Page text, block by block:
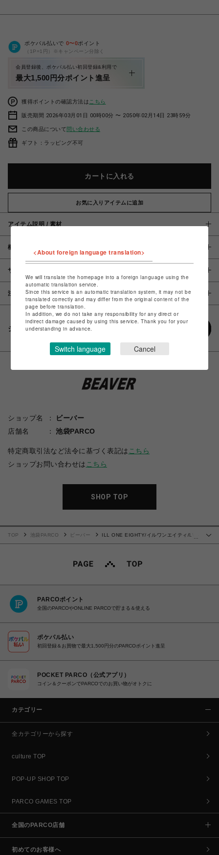
ポケパル払いで 0〜0ポイント
（1P=1円）※キャンペーン分除く
会員登録後、ポケパル払い初回登録&利用で
最大1,500円分ポイント進呈
獲得ポイントの確認方法は こちら
販売期間 2026年03月01日 00時00分 〜 2050年02月14日 23時59分
この商品について問い合わせる
ギフト：ラッピング不可
カートに入れる
お気に入りアイテムに追加
アイテム説明 / 素材
概要
サイズ
注意事項
シェアする
ショップ名
ビーバー
店舗名
池袋PARCO
特定商取引法など法令に基づく表記は こちら
ショップお問い合わせは こちら
SHOP TOP
TOP 池袋PARCO ビーバー
ILL ONE EIGHTY/イルワンエイティ/LVB
PARCOポイント
全国のPARCOやONLINE PARCOで貯まる＆使える
ポケパル払い
初回登録＆お買物で最大1,500円分のPARCOポイント進呈
POCKET PARCO（公式アプリ）
コイン＆クーポンでPARCOでのお買い物がオトクに
カテゴリー
全カテゴリーから探す
culture TOP
POP-UP SHOP TOP
PARCO GAMES TOP
全国のPARCO店舗
初めてのお客様へ
<About foreign language translation>
We will translate the homepage into a foreign language using the
automatic translation service.
Since this service is an automatic translation system, it may not be
translated correctly and may differ from the original content of the
page before translation.
In addition, we do not take any responsibility for any direct or
indirect damage caused by using this service. Thank you for your
understanding in advance.
Switch language Cancel